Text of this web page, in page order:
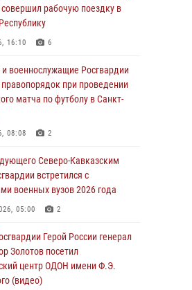
с участником
проекта «Дорогой
— дорогой к Победе в СВО»
07:00 2 1
обеспечили безопасность
в Кузбассе
07:00
Управления Росгвардии по
исполнилось 20 лет
07:00
турнир по настольному
физкультурника
07:00
совершил рабочую поездку в
16:10 6
военнослужащие Росгвардии
при проведении
матча по футболу в Санкт-
08:08 2
Северо-Кавказским
встретился с
военных вузов 2026 года
05:00 2
Герой России генерал
Золотов посетил
центр ОДОН имени Ф.Э.
(видео)